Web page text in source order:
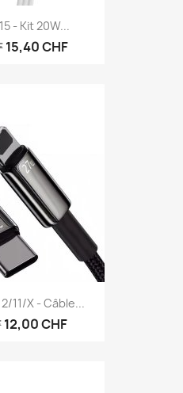
- Kit 20W...
15,40 CHF
11/X - Câble...
12,00 CHF